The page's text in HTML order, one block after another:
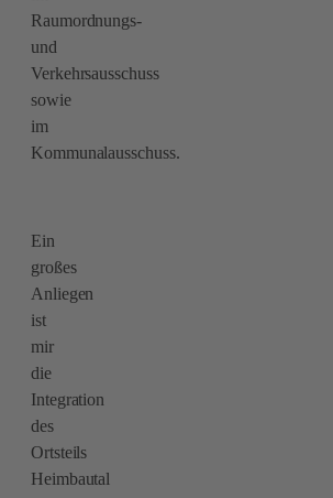
Raumordnungs-
und
Verkehrsausschuss
sowie
im
Kommunalausschuss.
Ein
großes
Anliegen
ist
mir
die
Integration
des
Ortsteils
Heimbautal